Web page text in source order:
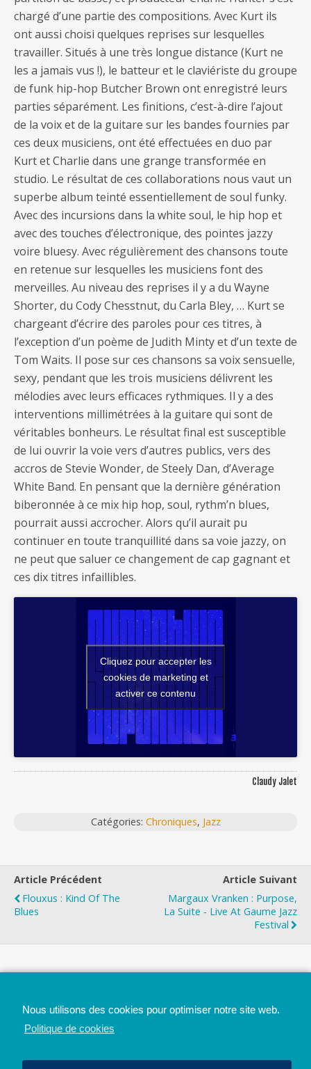
chargé d’une partie des compositions. Avec Kurt ils
ont aussi choisi quelques reprises sur lesquelles
travailler. Situés à une très longue distance (Kurt ne
les a jamais vus !), le batteur et le claviériste du groupe
de funk hip-hop Butcher Brown ont enregistré leurs
parties séparément. Les finitions, c’est-à-dire l’ajout
de la voix et de la guitare sur les bandes fournies par
ces deux musiciens, ont été effectuées en duo par
Kurt et Charlie dans une grange transformée en
studio. Le résultat de ces collaborations nous vaut un
superbe album teinté essentiellement de soul funky.
Avec des incursions dans la white soul, le hip hop et
avec des touches d’électronique, des pointes jazzy
voire bluesy. Avec régulièrement des chansons toute
en retenue sur lesquelles les musiciens font des
merveilles. Au niveau des reprises il y a du Wayne
Shorter, du Cody Chesstnut, du Carla Bley, … Kurt se
chargeant d’écrire des paroles pour ces titres, à
l’exception d’un poème de Judith Minty et d’un texte de
Tom Waits. Il pose sur ces chansons sa voix sensuelle,
sexy, pendant que les trois musiciens délivrent les
mélodies avec leurs efficaces rythmiques. Il y a des
interventions millimétrées à la guitare qui sont de
véritables bonheurs. Le résultat final est susceptible
de lui ouvrir la voie vers d’autres publics, vers des
accros de Stevie Wonder, de Steely Dan, d’Average
White Band. En pensant que la dernière génération
biberonnée à ce mix hip hop, soul, rythm’n blues,
pourrait aussi accrocher. Alors qu’il aurait pu
continuer en toute tranquillité dans sa voie jazzy, on
ne peut que saluer ce changement de cap gagnant et
ces dix titres infaillibles.
Cliquez pour accepter les
cookies de marketing et
activer ce contenu
Claudy Jalet
Catégories: Chroniques, Jazz
Article Précédent
Flouxus : Kind Of The
Blues
Article Suivant
Margaux Vranken : Purpose,
La Suite ‐ Live At Gaume Jazz
Festival
Nous utilisons des cookies pour optimiser notre site web.
Politique de cookies